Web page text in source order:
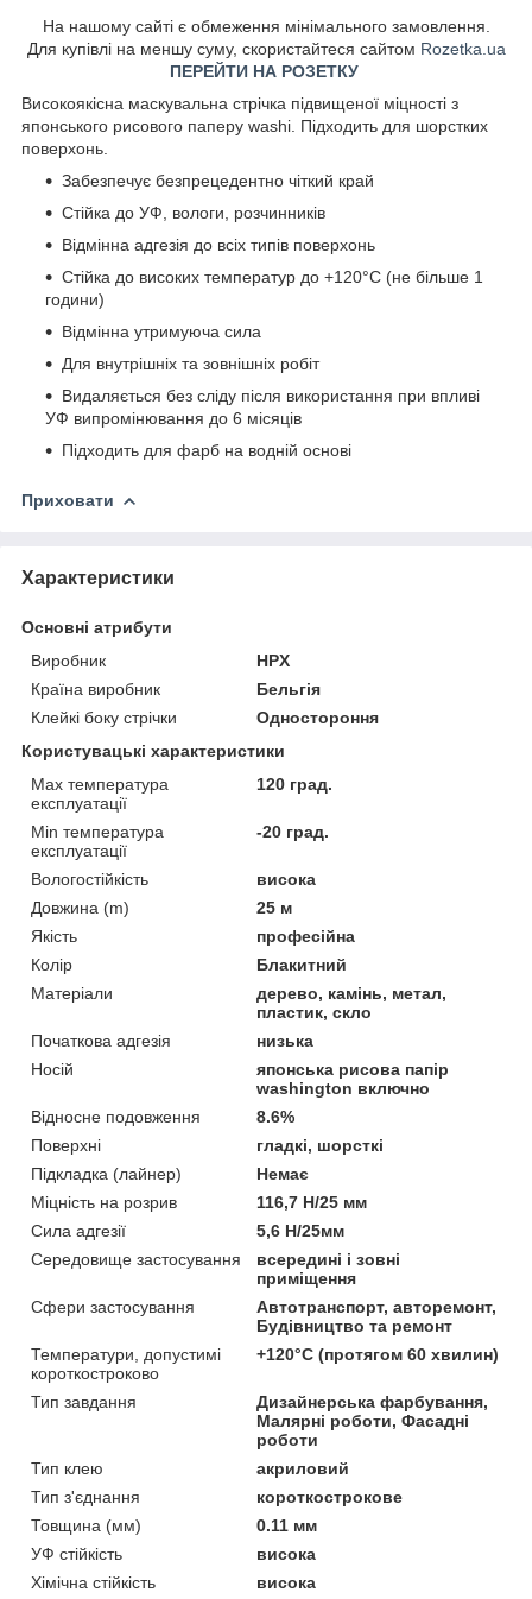
На нашому сайті є обмеження мінімального замовлення.
Для купівлі на меншу суму, скористайтеся сайтом Rozetka.ua
ПЕРЕЙТИ НА РОЗЕТКУ
Високоякісна маскувальна стрічка підвищеної міцності з
японського рисового паперу washi. Підходить для шорстких
поверхонь.
Забезпечує безпрецедентно чіткий край
Стійка до УФ, вологи, розчинників
Відмінна адгезія до всіх типів поверхонь
Стійка до високих температур до +120°C (не більше 1
години)
Відмінна утримуюча сила
Для внутрішніх та зовнішніх робіт
Видаляється без сліду після використання при впливі
УФ випромінювання до 6 місяців
Підходить для фарб на водній основі
Приховати
Характеристики
Основні атрибути
Виробник
HPX
Країна виробник
Бельгія
Клейкі боку стрічки
Одностороння
Користувацькі характеристики
Max температура
експлуатації
120 град.
Min температура
експлуатації
-20 град.
Вологостійкість
висока
Довжина (m)
25 м
Якість
професійна
Колір
Блакитний
Матеріали
дерево, камінь, метал,
пластик, скло
Початкова адгезія
низька
Носій
японська рисова папір
washington включно
Відносне подовження
8.6%
Поверхні
гладкі, шорсткі
Підкладка (лайнер)
Немає
Міцність на розрив
116,7 Н/25 мм
Сила адгезії
5,6 Н/25мм
Середовище застосування
всередині і зовні
приміщення
Сфери застосування
Автотранспорт, авторемонт,
Будівництво та ремонт
Температури, допустимі
короткостроково
+120°C (протягом 60 хвилин)
Тип завдання
Дизайнерська фарбування,
Малярні роботи, Фасадні
роботи
Тип клею
акриловий
Тип з'єднання
короткострокове
Товщина (мм)
0.11 мм
УФ стійкість
висока
Хімічна стійкість
висока